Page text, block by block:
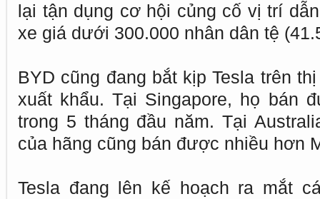
lại tận dụng cơ hội củng cố vị trí
xe giá dưới 300.000 nhân dân tệ
BYD cũng đang bắt kịp Tesla trên
xuất khẩu. Tại Singapore, họ bán
trong 5 tháng đầu năm. Tại
của hãng cũng bán được nhiều hơn
Tesla đang lên kế hoạch ra mắt